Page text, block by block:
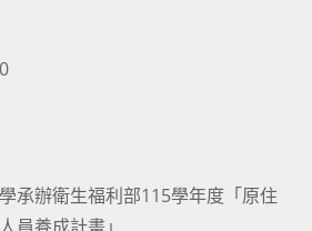
承辦衛生福利部115學年度「原住